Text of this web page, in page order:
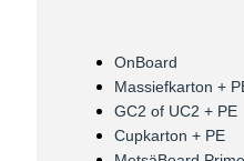
OnBoard
Massiefkarton +
GC2 of UC2 + PE
Cupkarton + PE